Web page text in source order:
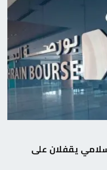
يقفلان على